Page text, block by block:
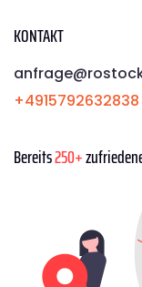
KONTAKT
+4915792632838
Bereits250+